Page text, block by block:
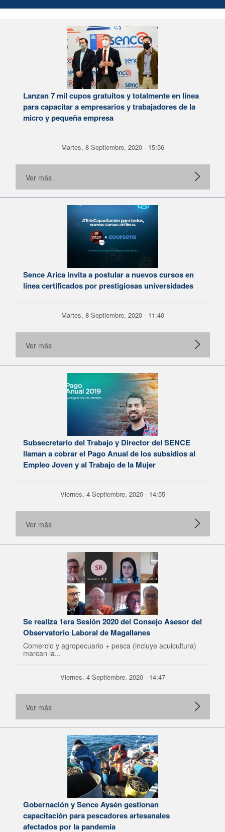
Lanzan 7 mil cupos gratuitos y totalmente en línea
para capacitar a empresarios y trabajadores de la
micro y pequeña empresa
Martes, 8 Septiembre, 2020 - 15:56
Ver más
Sence Arica invita a postular a nuevos cursos en
línea certificados por prestigiosas universidades
Martes, 8 Septiembre, 2020 - 11:40
Ver más
Subsecretario del Trabajo y Director del SENCE
llaman a cobrar el Pago Anual de los subsidios al
Empleo Joven y al Trabajo de la Mujer
Viernes, 4 Septiembre, 2020 - 14:55
Ver más
Se realiza 1era Sesión 2020 del Consejo Asesor del
Observatorio Laboral de Magallanes
Comercio y agropecuario + pesca (incluye acuicultura)
marcan la...
Viernes, 4 Septiembre, 2020 - 14:47
Ver más
Gobernación y Sence Aysén gestionan
capacitación para pescadores artesanales
afectados por la pandemia